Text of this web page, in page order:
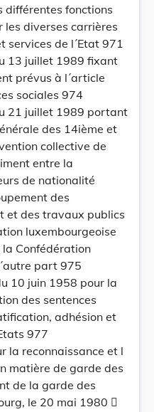
différentes fonctions
les diverses carrières
services de l´Etat 971
13 juillet 1989 fixant
prévus à l´article
sociales 974
21 juillet 1989 portant
des 14ième et
collective de
entre la
de nationalité
des
et des travaux publics
luxembourgeoise
Confédération
part 975
10 juin 1958 pour la
des sentences
adhésion et
977
la reconnaissance et l
matière de garde des
de la garde des
le 20 mai 1980 